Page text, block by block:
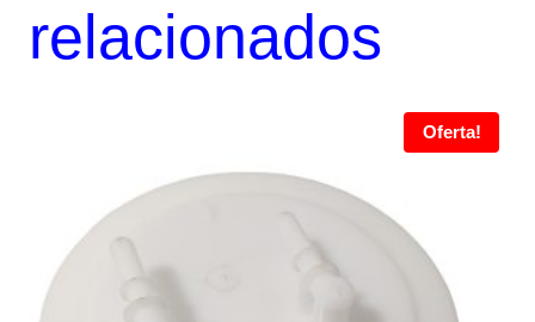
relacionados
Oferta!